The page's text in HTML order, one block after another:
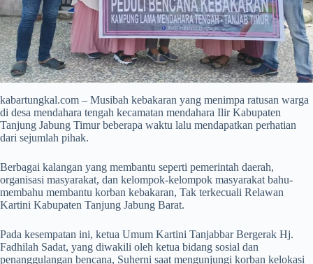
kabartungkal.com – Musibah kebakaran yang menimpa ratusan warga
di desa mendahara tengah kecamatan mendahara Ilir Kabupaten
Tanjung Jabung Timur beberapa waktu lalu mendapatkan perhatian
dari sejumlah pihak.
Berbagai kalangan yang membantu seperti pemerintah daerah,
organisasi masyarakat, dan kelompok-kelompok masyarakat bahu-
membahu membantu korban kebakaran, Tak terkecuali Relawan
Kartini Kabupaten Tanjung Jabung Barat.
Pada kesempatan ini, ketua Umum Kartini Tanjabbar Bergerak Hj.
Fadhilah Sadat, yang diwakili oleh ketua bidang sosial dan
penanggulangan bencana, Suherni saat mengunjungi korban kelokasi